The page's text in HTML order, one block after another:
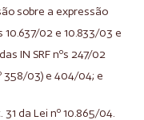
sobre a expressão
10.637/02 e 10.833/03 e
IN SRF nºs 247/02
358/03) e 404/04; e
da Lei nº 10.865/04.